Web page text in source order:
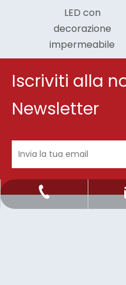
LED con
decorazione
impermeabile
Iscriviti alla
Newsletter
+86